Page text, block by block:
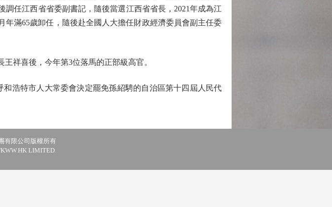
任江西省省委副書記，隨後當選江西省省長，2021年成為江
年滿65歲卸任，隨後赴全國人大擔任財政經濟委員會副主任委
祥喜後，今年第3位落馬的正部級高官。
浩特市人大常委會決定罷免孫紹騁的自治區第十四屆人民代
有限公司版權所有
LIMITED.